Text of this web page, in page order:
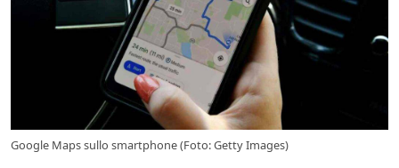
Google Maps sullo smartphone (Foto: Getty Images)